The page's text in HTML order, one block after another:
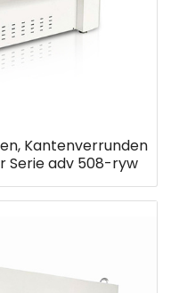
Kantenverrunden
Serie adv 508-ryw